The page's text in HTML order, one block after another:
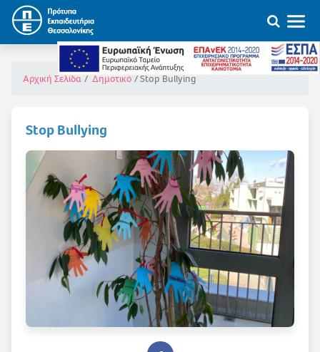
Αρχική Σελίδα Δημοτικό Stop Bullying
Stop Bullying